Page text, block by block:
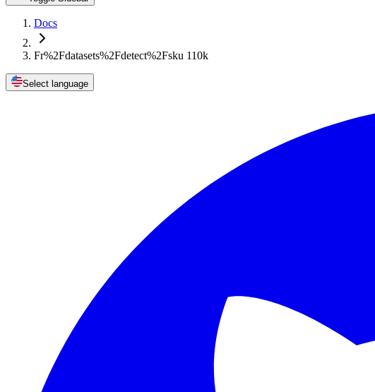
Docs
Fr%2Fdatasets%2Fdetect%2Fsku 110k
Select language